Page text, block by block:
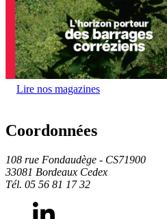
Lire nos magazines
Coordonnées
108 rue Fondaudège - CS71900
33081 Bordeaux Cedex
Tél. 05 56 81 17 32